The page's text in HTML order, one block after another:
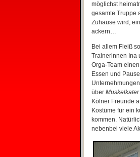
möglichst
gesamte Truppe
Zuhause wird,
ackern…
Bei allem Fleiß
Trainerinnen Ina
Orga-Team
Essen und
über Muskelkater
Kölner Freunde
Kostüme für ein
kommen.
nebenbei viele